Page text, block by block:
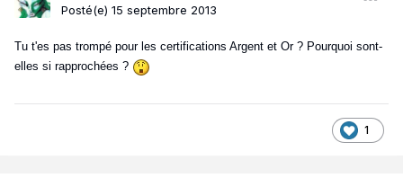
Posté(e) 15 septembre 2013
Tu t'es pas trompé pour les certifications Argent et Or ? Pourquoi sont-
elles si rapprochées ?
1